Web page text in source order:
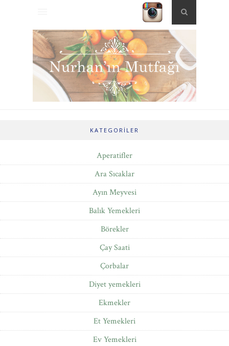
KATEGORILER
Aperatifler
Ara Sıcaklar
Ayın Meyvesi
Balık Yemekleri
Börekler
Çay Saati
Çorbalar
Diyet yemekleri
Ekmekler
Et Yemekleri
Ev Yemekleri